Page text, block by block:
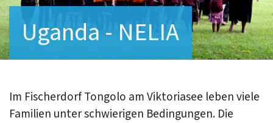
Uganda - NELIA
Im Fischerdorf Tongolo am Viktoriasee leben viele
Familien unter schwierigen Bedingungen. Die